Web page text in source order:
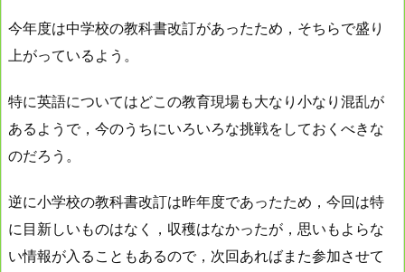
今年度は中学校の教科書改訂があったため，そちらで盛り
上がっているよう。
特に英語についてはどこの教育現場も大なり小なり混乱が
あるようで，今のうちにいろいろな挑戦をしておくべきな
のだろう。
逆に小学校の教科書改訂は昨年度であったため，今回は特
に目新しいものはなく，収穫はなかったが，思いもよらな
い情報が入ることもあるので，次回あればまた参加させて